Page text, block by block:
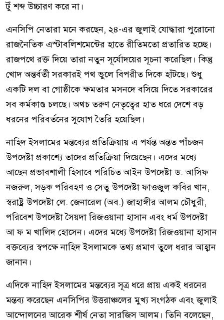
টুঁ শব্দ উচ্চারণ করে না।
এনসিপি নেতারা মনে করছেন, ২৪-এর জুলাই যোদ্ধারা পুরোনো
রাজনৈতিক এস্টাবলিশমেন্টের হাতে রীতিমতো প্রতারিত হচ্ছে।
রাজপথে রক্ত দিয়ে তারা নতুন সূর্যোদয়ের সূচনা করেছিল। কিন্তু
খোদ অন্তর্বর্তী সরকারই পথ ভুলে বিপরীত দিকে হাঁটছে। শুধু
একটি দল বা গোষ্ঠীকে ক্ষমতার মসনদে বসিয়ে দিতে সরকারের
সব কর্মকাণ্ড চলছে। অথচ তরুণ নেতৃত্বের হাত ধরে দেশে বড়
ধরনের পরিবর্তনের সুযোগ তৈরি হয়েছিল।
নাহিদ ইসলামের মন্তব্যের প্রতিক্রিয়ায় এ পর্যন্ত অন্তত পাঁচজন
উপদেষ্টা প্রকাশ্যে তাদের প্রতিক্রিয়া দিয়েছেন। এদের মধ্যে
আছেন প্রভাবশালী হিসাবে পরিচিত আইন উপদেষ্টা ড. আসিফ
নজরুল, সড়ক পরিবহণ ও সেতু উপদেষ্টা ফাওজুল কবির খান,
স্বরাষ্ট্র উপদেষ্টা লে. জেনারেল (অব.) জাহাঙ্গীর আলম চৌধুরী,
পরিবেশ উপদেষ্টা সৈয়দা রিজওয়ানা হাসান এবং ধর্ম উপদেষ্টা
আ ফ ম খালিদ হোসেন। এদের মধ্যে উপদেষ্টা রিজওয়ানা হাসান
বক্তব্যের স্বপক্ষে নাহিদ ইসলামকে তথ্য প্রমাণ তুলে ধরার আহ্বান
জানান।
এদিকে নাহিদ ইসলামের মন্তব্যের সূত্র ধরে প্রায় একই ধরনের
মন্তব্য করেছেন এনসিপির উত্তরাঞ্চলের মুখ্য সংগঠক এবং জুলাই
আন্দোলনের আরেক শীর্ষ নেতা সারজিস আলম। তিনি বলেছেন,